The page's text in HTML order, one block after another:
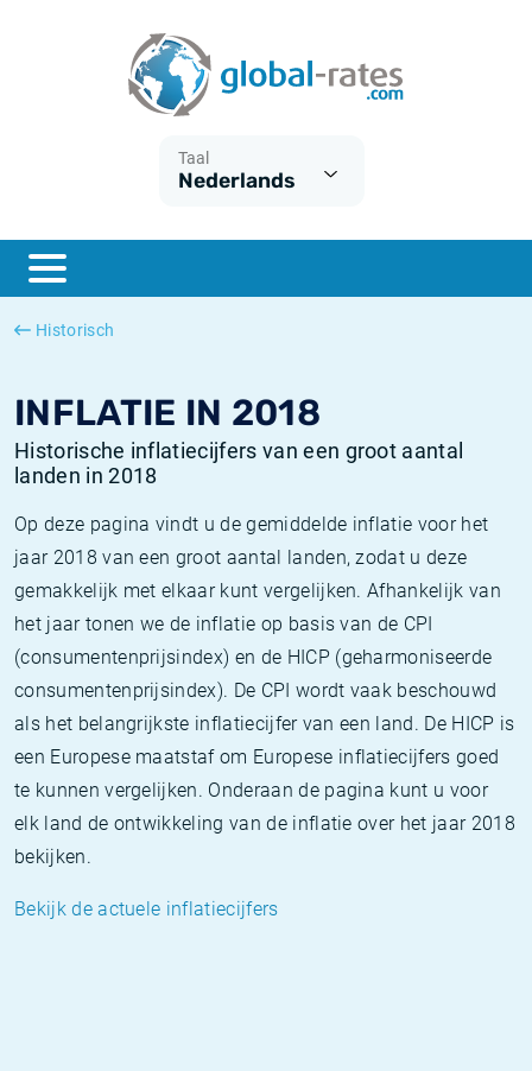
Taal
Nederlands
Historisch
INFLATIE IN 2018
Historische inflatiecijfers van een groot aantal
landen in 2018
Op deze pagina vindt u de gemiddelde inflatie voor het
jaar 2018 van een groot aantal landen, zodat u deze
gemakkelijk met elkaar kunt vergelijken. Afhankelijk van
het jaar tonen we de inflatie op basis van de CPI
(consumentenprijsindex) en de HICP (geharmoniseerde
consumentenprijsindex). De CPI wordt vaak beschouwd
als het belangrijkste inflatiecijfer van een land. De HICP is
een Europese maatstaf om Europese inflatiecijfers goed
te kunnen vergelijken. Onderaan de pagina kunt u voor
elk land de ontwikkeling van de inflatie over het jaar 2018
bekijken.
Bekijk de actuele inflatiecijfers
ESTER
SONIA
Wat is CPI inflatie?
Wat is HICP inflatie?
Nederlandse inflatie - CPI
Amerikaanse inflatie - CPI
Euribor historie
SOFR historie
TONAR historie
Inflatiecalculator